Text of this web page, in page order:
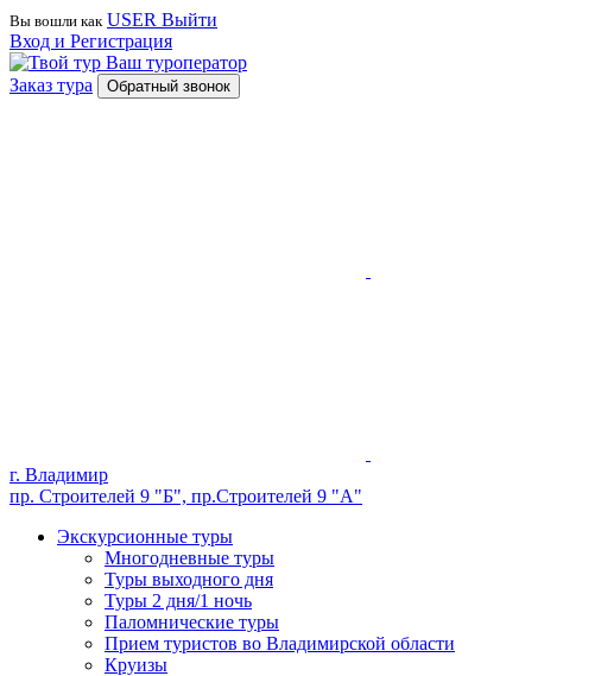
Вы вошли как USER Выйти
Вход и Регистрация
Ваш туроператор
Заказ тура
Обратный звонок
г. Владимир
пр. Строителей 9 "Б", пр.Строителей 9 "А"
Экскурсионные туры
Многодневные туры
Туры выходного дня
Туры 2 дня/1 ночь
Паломнические туры
Прием туристов во Владимирской области
Круизы